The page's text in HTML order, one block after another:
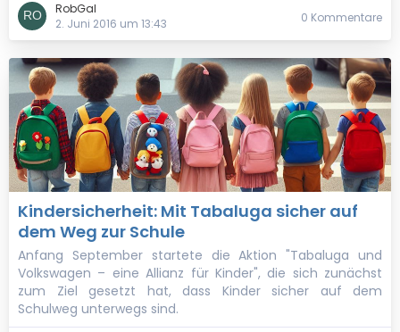
RobGal
2. Juni 2016 um 13:43
0 Kommentare
Kindersicherheit: Mit Tabaluga sicher auf
dem Weg zur Schule
Anfang September startete die Aktion "Tabaluga und
Volkswagen – eine Allianz für Kinder", die sich zunächst
zum Ziel gesetzt hat, dass Kinder sicher auf dem
Schulweg unterwegs sind.